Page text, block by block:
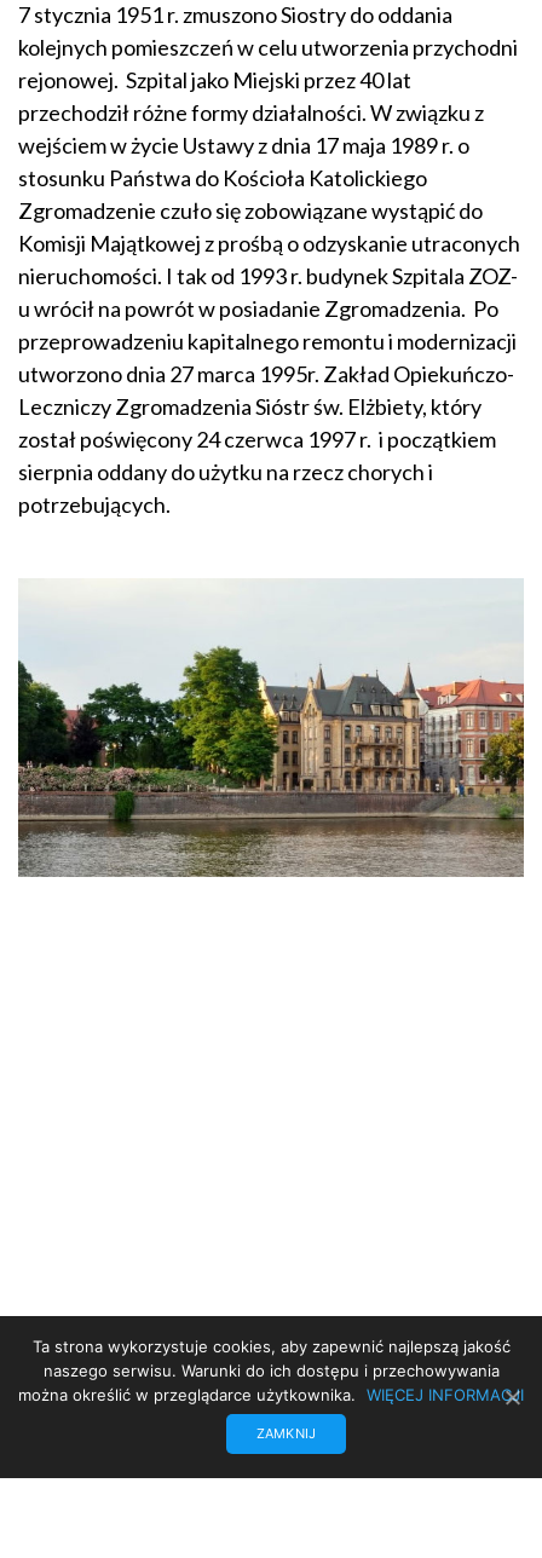
7 stycznia 1951 r. zmuszono Siostry do oddania
kolejnych pomieszczeń w celu utworzenia przychodni
rejonowej. Szpital jako Miejski przez 40 lat
przechodził różne formy działalności. W związku z
wejściem w życie Ustawy z dnia 17 maja 1989 r. o
stosunku Państwa do Kościoła Katolickiego
Zgromadzenie czuło się zobowiązane wystąpić do
Komisji Majątkowej z prośbą o odzyskanie utraconych
nieruchomości. I tak od 1993 r. budynek Szpitala ZOZ-
u wrócił na powrót w posiadanie Zgromadzenia. Po
przeprowadzeniu kapitalnego remontu i modernizacji
utworzono dnia 27 marca 1995r. Zakład Opiekuńczo-
Leczniczy Zgromadzenia Sióstr św. Elżbiety, który
został poświęcony 24 czerwca 1997 r. i początkiem
sierpnia oddany do użytku na rzecz chorych i
potrzebujących.
Ta strona wykorzystuje cookies, aby zapewnić najlepszą jakość
naszego serwisu. Warunki do ich dostępu i przechowywania
można określić w przeglądarce użytkownika.
WIĘCEJ INFORMACJI
ZAMKNIJ
STRONA GŁÓWNA
DEKLARACJA DOSTĘPNOŚCI
PROJEKT UE